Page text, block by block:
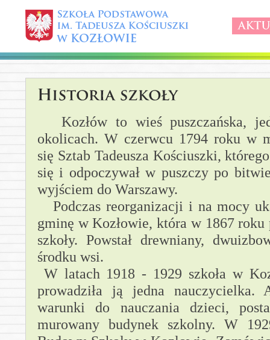
Kozłów to wieś puszczańska,
okolicach. W czerwcu 1794 roku w
się Sztab Tadeusza Kościuszki,
się i odpoczywał w puszczy po
wyjściem do Warszawy.
Podczas reorganizacji i na mocy
gminę w Kozłowie, która w 1867 roku
szkoły. Powstał drewniany,
środku wsi.
W latach 1918 - 1929 szkoła w
prowadziła ją jedna nauczycielka.
warunki do nauczania dzieci,
murowany budynek szkolny. W